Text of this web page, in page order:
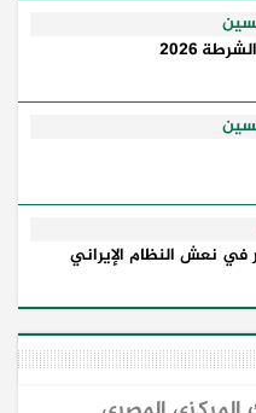
2026
في نعش النظام الإيراني